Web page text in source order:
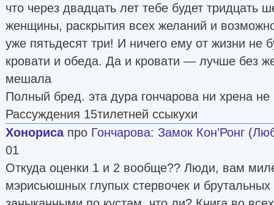
что через двадцать лет тебе будет тридцать
женщины, раскрытия всех желаний и
уже пятьдесят три! И ничего ему от жизни не
кровати и обеда. Да и кровати — лучше без
мешала
Полный бред. эта дура гончарова ни хрена
Рассуждения 15тилетней ссыкухи
Хонорисапро Гончарова: Замок Кон’Ронг (
01
Откуда оценки 1 и 2 вообще?? Люди, вам
мэрисьюшных глупых стервочек и